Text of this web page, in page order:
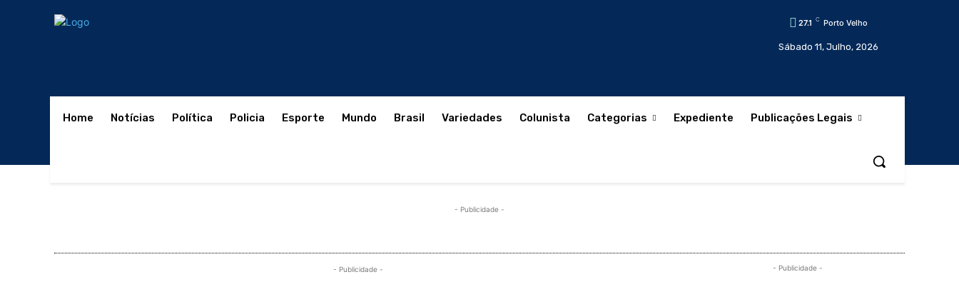
27.1 C Porto Velho
Sábado 11, Julho, 2026
Home Notícias Política Policia Esporte Mundo Brasil Variedades Colunista Categorias Expediente Publicações Legais
- Publicidade -
- Publicidade - - Publicidade -